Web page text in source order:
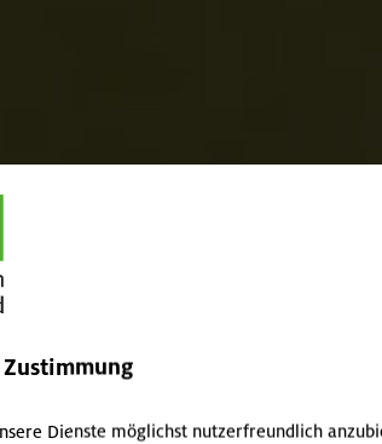
Dienste möglichst nutzerfreundlich